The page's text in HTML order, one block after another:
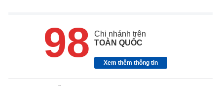
98
Chi nhánh trên
TOÀN QUỐC
Xem thêm thông tin